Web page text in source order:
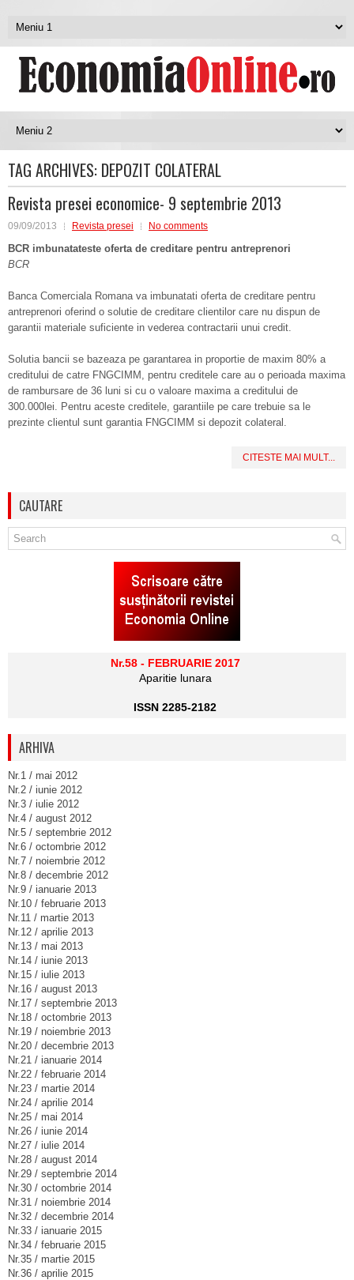
TAG ARCHIVES: DEPOZIT COLATERAL
Revista presei economice- 9 septembrie 2013
09/09/2013 Revista presei No comments
BCR imbunatateste oferta de creditare pentru antreprenori
BCR
Banca Comerciala Romana va imbunatati oferta de creditare pentru
antreprenori oferind o solutie de creditare clientilor care nu dispun de
garantii materiale suficiente in vederea contractarii unui credit.
Solutia bancii se bazeaza pe garantarea in proportie de maxim 80% a
creditului de catre FNGCIMM, pentru creditele care au o perioada maxima
de rambursare de 36 luni si cu o valoare maxima a creditului de
300.000lei. Pentru aceste creditele, garantiile pe care trebuie sa le
prezinte clientul sunt garantia FNGCIMM si depozit colateral.
CITESTE MAI MULT...
CAUTARE
Nr.58 - FEBRUARIE 2017
Aparitie lunara
ISSN 2285-2182
ARHIVA
Nr.1 / mai 2012
Nr.2 / iunie 2012
Nr.3 / iulie 2012
Nr.4 / august 2012
Nr.5 / septembrie 2012
Nr.6 / octombrie 2012
Nr.7 / noiembrie 2012
Nr.8 / decembrie 2012
Nr.9 / ianuarie 2013
Nr.10 / februarie 2013
Nr.11 / martie 2013
Nr.12 / aprilie 2013
Nr.13 / mai 2013
Nr.14 / iunie 2013
Nr.15 / iulie 2013
Nr.16 / august 2013
Nr.17 / septembrie 2013
Nr.18 / octombrie 2013
Nr.19 / noiembrie 2013
Nr.20 / decembrie 2013
Nr.21 / ianuarie 2014
Nr.22 / februarie 2014
Nr.23 / martie 2014
Nr.24 / aprilie 2014
Nr.25 / mai 2014
Nr.26 / iunie 2014
Nr.27 / iulie 2014
Nr.28 / august 2014
Nr.29 / septembrie 2014
Nr.30 / octombrie 2014
Nr.31 / noiembrie 2014
Nr.32 / decembrie 2014
Nr.33 / ianuarie 2015
Nr.34 / februarie 2015
Nr.35 / martie 2015
Nr.36 / aprilie 2015